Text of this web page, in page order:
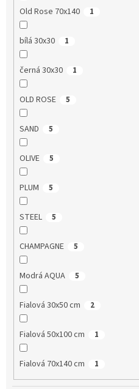
Old Rose 70x140 1
bílá 30x30 1
černá 30x30 1
OLD ROSE 5
SAND 5
OLIVE 5
PLUM 5
STEEL 5
CHAMPAGNE 5
Modrá AQUA 5
Fialová 30x50 cm 2
Fialová 50x100 cm 1
Fialová 70x140 cm 1